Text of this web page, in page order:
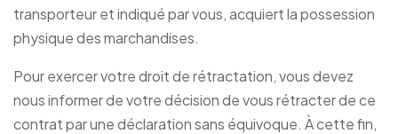
transporteur et indiqué par vous, acquiert la possession
physique des marchandises.
Pour exercer votre droit de rétractation, vous devez
nous informer de votre décision de vous rétracter de ce
contrat par une déclaration sans équivoque. À cette fin,